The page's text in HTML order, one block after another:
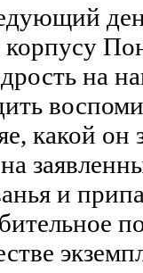
корпусу
на
какой
и